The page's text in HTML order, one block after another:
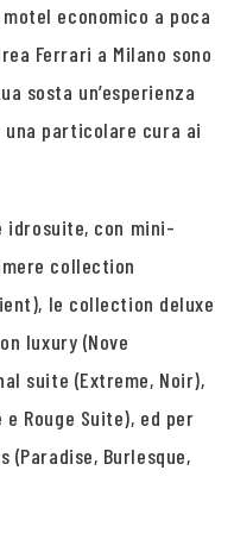
economico a poca
Ferrari a Milano sono
sosta un’esperienza
particolare cura ai
con mini-
collection
le collection deluxe
luxury (Nove
suite (Extreme, Noir),
Rouge Suite), ed per
Burlesque,